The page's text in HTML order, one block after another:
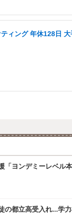
ィング 年休128日
「ヨンデミーレベル
の都立高受入れ...学